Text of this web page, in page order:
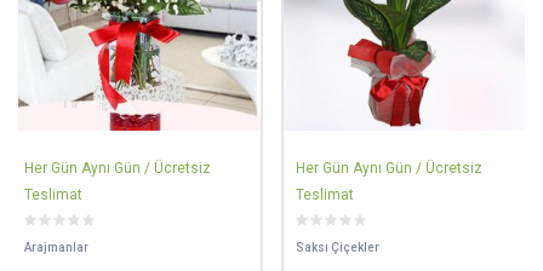
Her Gün Aynı Gün / Ücretsiz
Teslimat
Arajmanlar
Her Gün Aynı Gün / Ücretsiz
Teslimat
Saksı Çiçekler